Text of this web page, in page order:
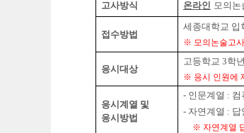
고사방식 온라인 모의논
접수방법
세종대학교 입
※ 모의논술고
응시대상
고등학교 3학
※ 응시 인원에
응시계열 및
응시방법
- 인문계열 : 컴
- 자연계열 : 답
※자연계열